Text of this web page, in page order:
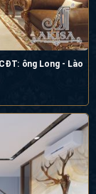
ông Long - Lào Cai)